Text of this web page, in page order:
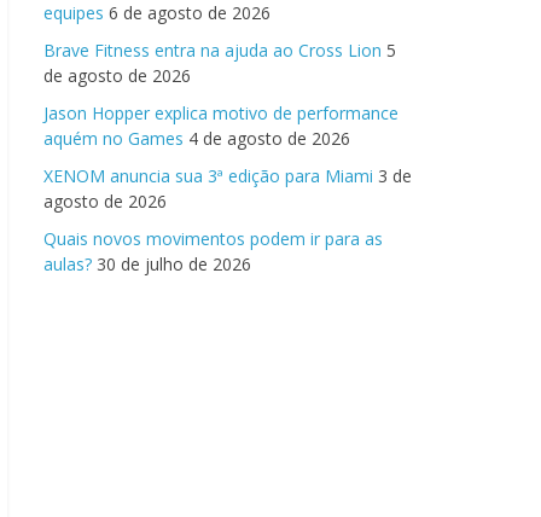
equipes 6 de agosto de 2026
Brave Fitness entra na ajuda ao Cross Lion 5
de agosto de 2026
Jason Hopper explica motivo de performance
aquém no Games 4 de agosto de 2026
XENOM anuncia sua 3ª edição para Miami 3 de
agosto de 2026
Quais novos movimentos podem ir para as
aulas? 30 de julho de 2026